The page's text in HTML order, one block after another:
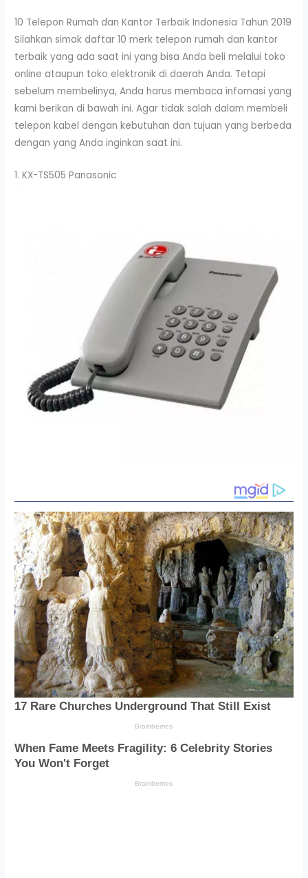
10 Telepon Rumah dan Kantor Terbaik Indonesia Tahun 2019
Silahkan simak daftar 10 merk telepon rumah dan kantor
terbaik yang ada saat ini yang bisa Anda beli melalui toko
online ataupun toko elektronik di daerah Anda. Tetapi
sebelum membelinya, Anda harus membaca infomasi yang
kami berikan di bawah ini. Agar tidak salah dalam membeli
telepon kabel dengan kebutuhan dan tujuan yang berbeda
dengan yang Anda inginkan saat ini.
1. KX-TS505 Panasonic